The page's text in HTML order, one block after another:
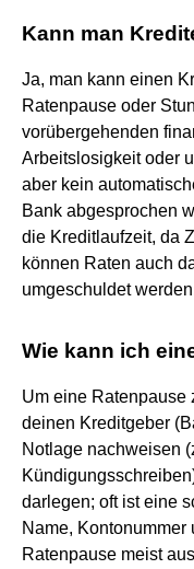
Kann man
Ja, man kann einen
Ratenpause oder
vorübergehenden
Arbeitslosigkeit oder
aber kein
Bank abgesprochen
die Kreditlaufzeit, da
können Raten auch
umgeschuldet
Wie kann ich
Um eine Ratenpause
deinen Kreditgeber
Notlage nachweisen
darlegen; oft ist eine
Name,
Ratenpause meist